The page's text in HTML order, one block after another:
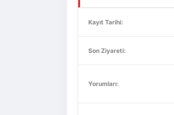
Kayıt Tarihi:
Son Ziyareti:
Yorumları: